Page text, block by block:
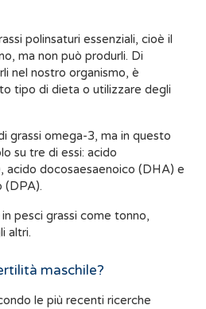
polinsaturi essenziali, cioè il
ma non può produrli. Di
nel nostro organismo, è
tipo di dieta o utilizzare degli
grassi omega-3, ma in questo
su tre di essi: acido
acido docosaesaenoico (DHA) e
(DPA).
pesci grassi come tonno,
altri.
maschile?
le più recenti ricerche